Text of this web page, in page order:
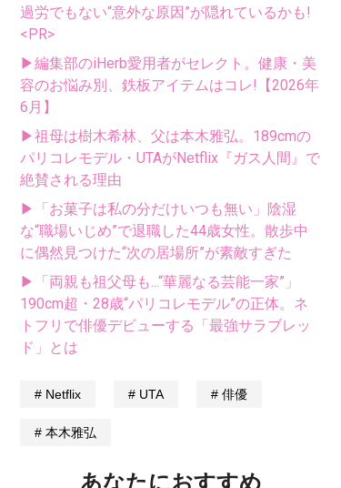
過労でもない“意外な原因”が隠れているかも!
<PR>
▶編集部のiHerb愛用者がセレクト。健康・美
容のお悩み別、鉄板アイテムはコレ!【2026年
6月】
▶祖母は樹木希林、父は本木雅弘。189cmの
パリコレモデル・UTAがNetflix『ガス人間』で
絶賛される理由
▶「お菓子は私の分だけいつも無い」陰湿
な“職場いじめ”で退職した44歳女性。散歩中
に偶然見つけた“次の居場所”が素敵すぎた
▶「両親も祖父母も...“華麗なる芸能一家”」
190cm超・28歳“パリコレモデル”の正体。ネ
トフリで俳優デビューする「最強サラブレッ
ド」とは
Netflix UTA 俳優
本木雅弘
あなたにおすすめ